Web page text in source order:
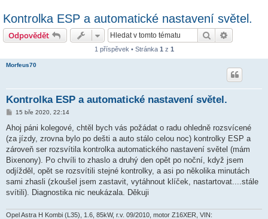
Kontrolka ESP a automatické nastavení světel.
Odpovědět Hledat
1 příspěvek • Stránka 1 z 1
Morfeus70
Kontrolka ESP a automatické nastavení světel.
P
í
p
ě
e
k
15 bře 2020, 22:14
Ahoj páni kolegové, chtěl bych vás požádat o radu ohledně rozsvícené
(za jízdy, zrovna bylo po dešti a auto stálo celou noc) kontrolky ESP a
zároveň ser rozsvítila kontrolka automatického nastavení světel (mám
Bixenony). Po chvíli to zhaslo a druhý den opět po noční, když jsem
odjížděl, opět se rozsvítili stejné kontrolky, a asi po několika minutách
sami zhasli (zkoušel jsem zastavit, vytáhnout klíček, nastartovat....stále
svítili). Diagnostika nic neukázala. Děkuji
Opel Astra H Kombi (L35), 1.6, 85kW, r.v. 09/2010, motor Z16XER, VIN: